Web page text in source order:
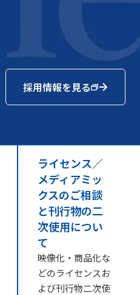
採用情報を見る
ライセンス／
メディアミッ
クスのご相談
と刊行物の二
次使用につい
て
映像化・商品化な
どのライセンスお
よび刊行物二次使